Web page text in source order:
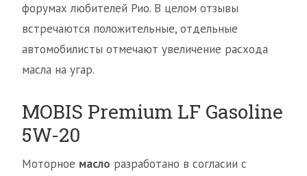
форумах любителей Рио. В целом отзывы
встречаются положительные, отдельные
автомобилисты отмечают увеличение расхода
масла на угар.
MOBIS Premium LF Gasoline
5W-20
Моторное масло разработано в согласии с